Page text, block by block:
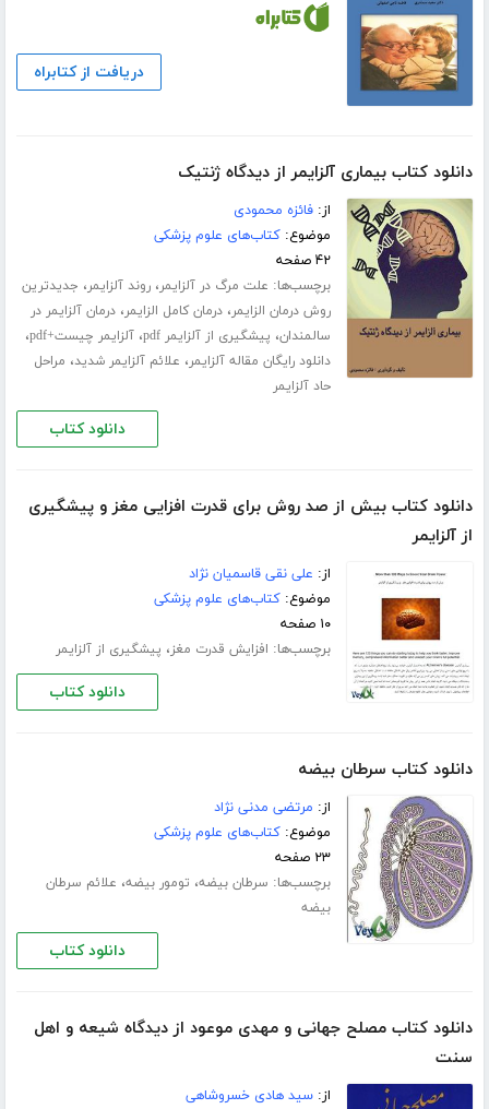
دریافت از کتابراه
دانلود کتاب بیماری آلزایمر از دیدگاه ژنتیک
از:فائزه محمودی
موضوع:کتاب‌های علوم پزشکی
۴۲ صفحه
برچسب‌ها: علت مرگ در آلزایمر،روند آلزایمر، جدیدترین
روش درمان الزایمر،درمان کامل الزایمر،درمان آلزایمر در
سالمندان، پیشگیری از آلزایمر pdf ،آلزایمر چیست+pdf ،
دانلود رایگان مقاله آلزایمر، علائم آلزایمر شدید، مراحل
حاد آلزایمر
دانلود کتاب
دانلود کتاب بیش از صد روش برای قدرت افزایی مغز و پیشگیری
از آلزایمر
از: علی نقی قاسمیان نژاد
موضوع:کتاب‌های علوم پزشکی
۱۰ صفحه
برچسب‌ها: افزایش قدرت مغز، پیشگیری از آلزایمر
دانلود کتاب
دانلود کتاب سرطان بیضه
از: مرتضی مدنی نژاد
موضوع:کتاب‌های علوم پزشکی
۲۳ صفحه
برچسب‌ها: سرطان بیضه، تومور بیضه، علائم سرطان
بیضه
دانلود کتاب
دانلود کتاب مصلح جهانی و مهدی موعود از دیدگاه شیعه و اهل
سنت
از:سید هادی خسروشاهی